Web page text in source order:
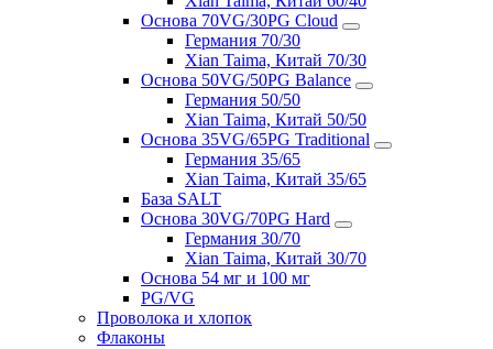
Основа 70VG/30PG Cloud
Германия 70/30
Xian Taima, Китай 70/30
Основа 50VG/50PG Balance
Германия 50/50
Xian Taima, Китай 50/50
Основа 35VG/65PG Traditional
Германия 35/65
Xian Taima, Китай 35/65
База SALT
Основа 30VG/70PG Hard
Германия 30/70
Xian Taima, Китай 30/70
Основа 54 мг и 100 мг
PG/VG
Проволока и хлопок
Флаконы